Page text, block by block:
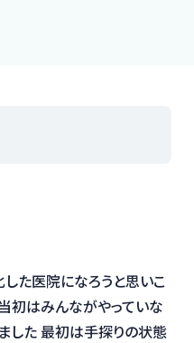
た医院になろうと思いこ
初はみんながやっていな
した 最初は手探りの状態